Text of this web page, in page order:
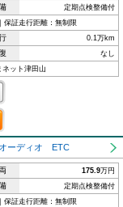
定期点検整備付
保証走行距離：無制限
0.1万km
なし
ネット津田山
ーディオ ETC
175.9万円
定期点検整備付
保証走行距離：無制限